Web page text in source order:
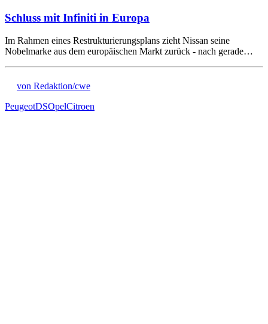
Schluss mit Infiniti in Europa
Im Rahmen eines Restrukturierungsplans zieht Nissan seine
Nobelmarke aus dem europäischen Markt zurück - nach gerade…
von Redaktion/cwe
PeugeotDSOpelCitroen